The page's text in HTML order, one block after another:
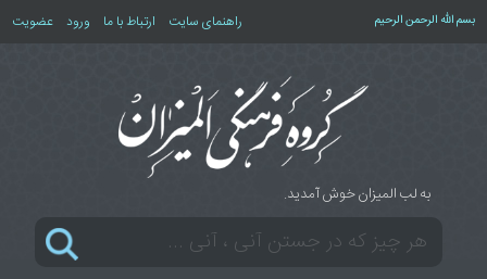
بسم الله الرحمن الرحیم راهنمای سایت ارتباط با ما ورود عضویت
به لب المیزان خوش آمدید.